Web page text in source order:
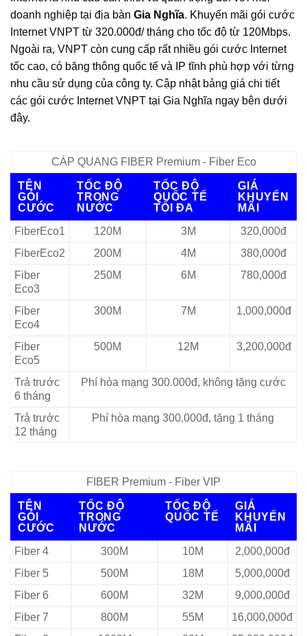
doanh nghiệp tại địa bàn Gia Nghĩa. Khuyến mãi gói cước
Internet VNPT từ 320.000đ/ tháng cho tốc độ từ 120Mbps.
Ngoài ra, VNPT còn cung cấp rất nhiều gói cước Internet
tốc cao, có băng thông quốc tế và IP tĩnh phù hợp với từng
nhu cầu sử dụng của công ty. Cập nhật bảng giá chi tiết
các gói cước Internet VNPT tại Gia Nghĩa ngay bên dưới
đây.
CÁP QUANG FIBER Premium - Fiber Eco
TÊN
GÓI
CƯỚC
TỐC ĐỘ
TRONG
NƯỚC
TỐC ĐỘ
QUỐC TẾ
TỐI ĐA
GIÁ
KHUYẾN
MÃI
FiberEco1
120M 3M
320,000đ
FiberEco2
200M 4M
380,000đ
Fiber
Eco3
250M 6M 780,000đ
Fiber
Eco4
300M 7M 1,000,000đ
Fiber
Eco5
500M 12M 3,200,000đ
Trả trước
6 tháng
Phí hòa mạng 300.000đ, không tặng cước
Trả trước
12 tháng
Phí hòa mạng 300.000đ, tặng 1 tháng
FIBER Premium - Fiber VIP
TÊN
GÓI
CƯỚC
TỐC ĐỘ
TRONG
NƯỚC
TỐC ĐỘ
QUỐC TẾ
GIÁ
KHUYẾN
MÃI
Fiber 4
300M 10M
2,000,000đ
Fiber 5
500M 18M
5,000,000đ
Fiber 6
600M 32M
9,000,000đ
Fiber 7
800M 55M
16,000,000đ